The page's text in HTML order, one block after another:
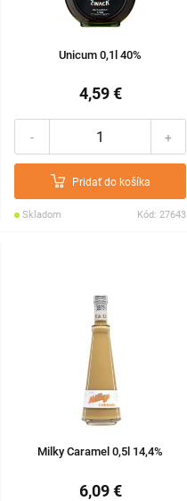
Unicum 0,1l 40%
4,59 €
- +
Pridať do košíka
Skladom Kód: 27643
Milky Caramel 0,5l 14,4%
6,09 €